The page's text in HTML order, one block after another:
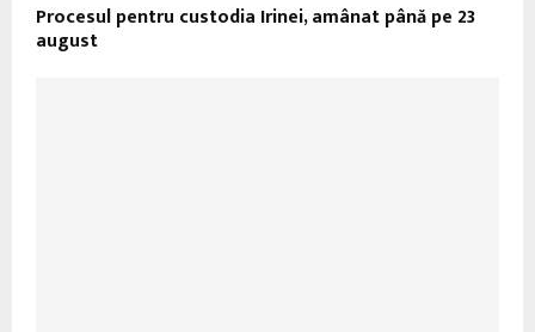
Procesul pentru custodia Irinei, amânat până pe 23
august